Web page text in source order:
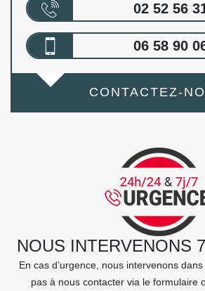
02 52 56
06 58 90
CONTACTEZ-
NOUS INTERVENONS
En cas d’urgence, nous intervenons dans
pas à nous contacter via le formulaire